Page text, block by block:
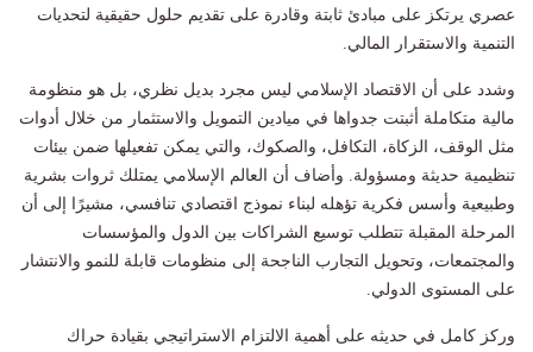
عصري يرتكز على مبادئ ثابتة وقادرة على تقديم حلول حقيقية لتحديات
التنمية والاستقرار المالي.
وشدد على أن الاقتصاد الإسلامي ليس مجرد بديل نظري، بل هو منظومة
مالية متكاملة أثبتت جدواها في ميادين التمويل والاستثمار من خلال أدوات
مثل الوقف، الزكاة، التكافل، والصكوك، والتي يمكن تفعيلها ضمن بيئات
تنظيمية حديثة ومسؤولة. وأضاف أن العالم الإسلامي يمتلك ثروات بشرية
وطبيعية وأسس فكرية تؤهله لبناء نموذج اقتصادي تنافسي، مشيرًا إلى أن
المرحلة المقبلة تتطلب توسيع الشراكات بين الدول والمؤسسات
والمجتمعات، وتحويل التجارب الناجحة إلى منظومات قابلة للنمو والانتشار
على المستوى الدولي.
وركز كامل في حديثه على أهمية الالتزام الاستراتيجي بقيادة حراك